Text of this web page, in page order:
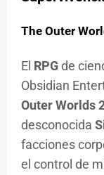
The Outer
El RPGde
Obsidian
Outer Worlds
desconocida
facciones
el control de